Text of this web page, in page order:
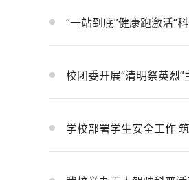
“一站到底”健康跑激活“
校团委开展“清明祭英烈
学校部署学生安全工作